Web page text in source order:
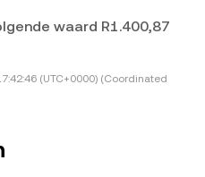
waard R1.400,87
(UTC+0000) (Coordinated